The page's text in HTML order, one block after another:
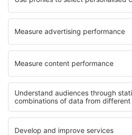
Air Baltic
Tietoa eSkysta
Sopimusehdot
Omat varaukset
Tietosuojakäytäntö
Tuki ja yhteystiedot
Yksityisyys